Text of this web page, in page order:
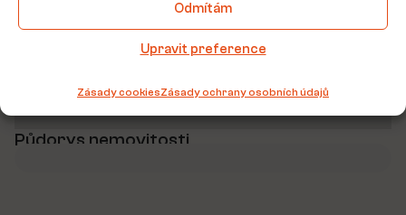
Odmítám
Upravit preference
Zásady cookiesZásady ochrany osobních údajů
Půdorys nemovitosti